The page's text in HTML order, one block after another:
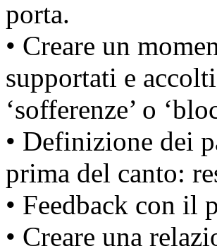
porta.
• Creare un
supportati e
‘sofferenze’ o
• Definizione dei
prima del canto:
• Feedback con il
• Creare una